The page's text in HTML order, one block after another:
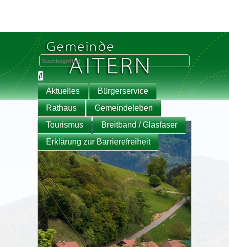
Aktuelles
Bürgerservice
Rathaus
Gemeindeleben
Tourismus
Breitband / Glasfaser
Erklärung zur Barrierefreiheit